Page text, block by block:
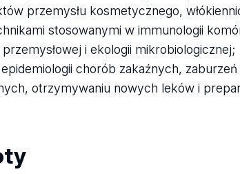
przemysłu kosmetycznego,
stosowanymi w immunologii
i ekologii mikrobiologicznej;
chorób zakaźnych,
otrzymywaniu nowych leków i